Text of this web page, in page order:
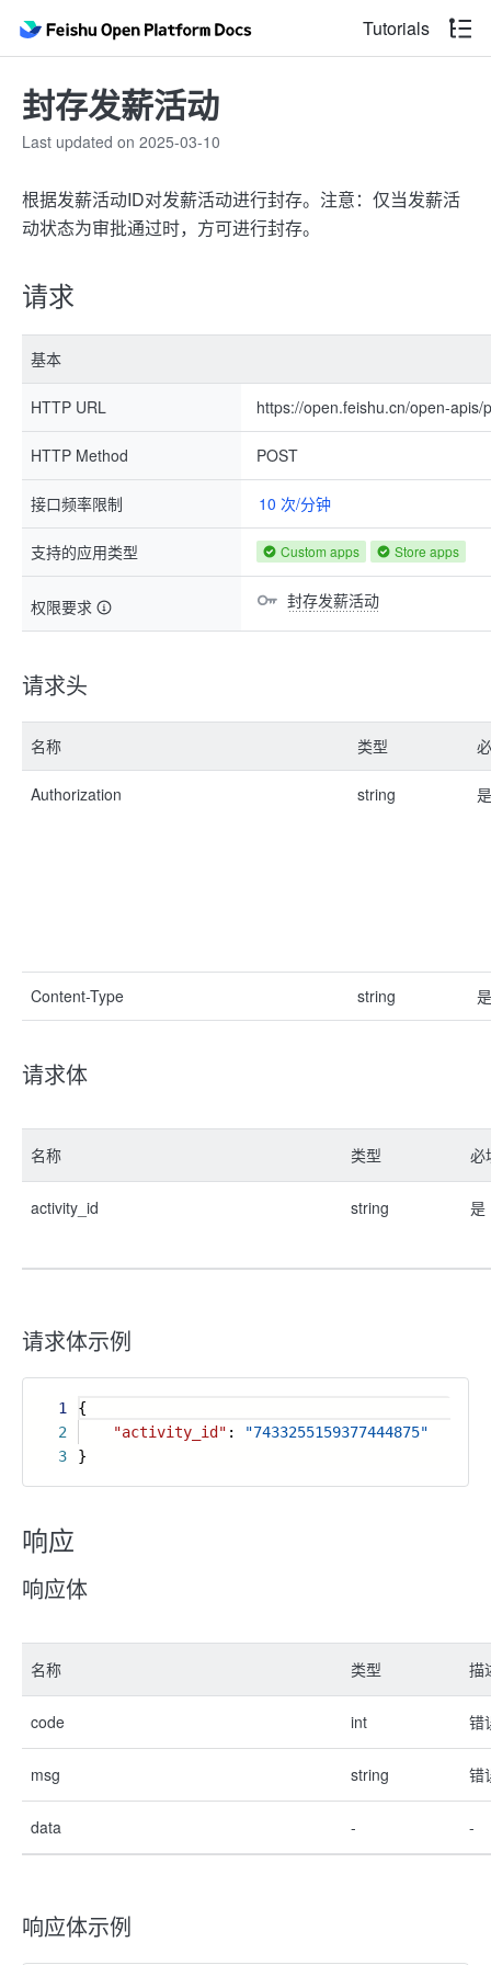
Tutorials
封存发薪活动
Last updated on 2025-03-10
根据发薪活动ID对发薪活动进行封存。注意：仅当发薪活
动状态为审批通过时，方可进行封存。
请求
基本
HTTP URL https://open.feishu.cn/open-
HTTP Method POST
接口频率限制 10 次/分钟
支持的应用类型 Custom apps Store apps
权限要求 封存发薪活动
请求头
名称 类型
Authorization string 是
Content-Type string 是
请求体
名称 类型 必
activity_id string 是
请求体示例
1
2
3
{
"activity_id" :
"7433255159377444875"
}
响应
响应体
名称 类型 描
code int 错
msg string 错
data - -
响应体示例